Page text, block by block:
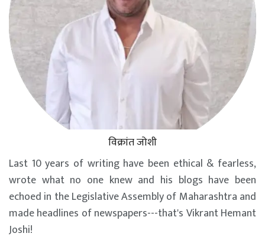
विक्रांत जोशी
Last 10 years of writing have been ethical & fearless,
wrote what no one knew and his blogs have been
echoed in the Legislative Assembly of Maharashtra and
made headlines of newspapers---that's Vikrant Hemant
Joshi!